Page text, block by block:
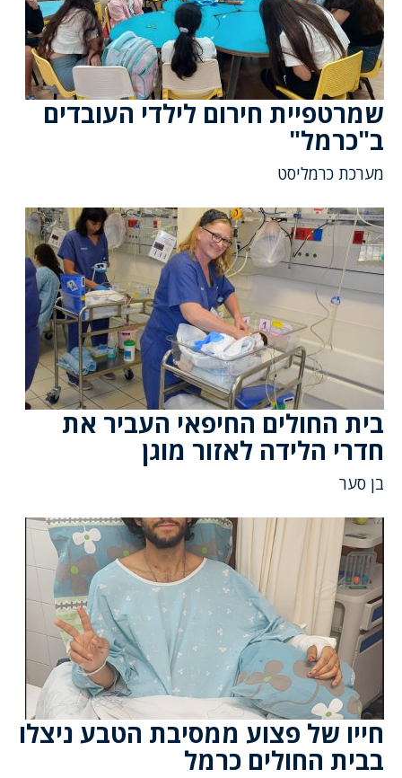
שמרטפיית חירום לילדי העובדים
ב"כרמל"
מערכת כרמליסט
בית החולים החיפאי העביר את
חדרי הלידה לאזור מוגן
בן סער
חייו של פצוע ממסיבת הטבע ניצלו
בבית החולים כרמל